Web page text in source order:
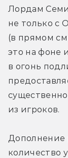
Лордам
не только с
(в прямом
это на фоне
в огонь
из игроков.
Дополнение
количество